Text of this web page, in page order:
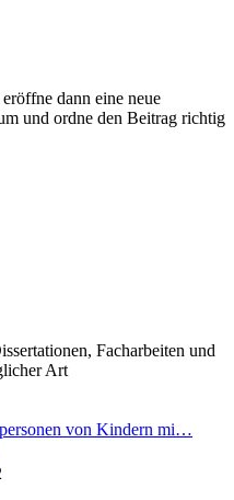
dann eine neue
und ordne den Beitrag richtig
Facharbeiten und
Art
von Kindern mi…